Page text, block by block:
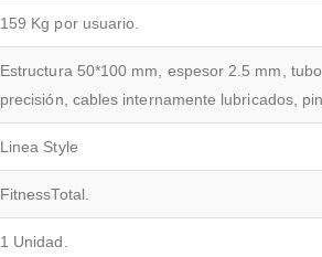
159 Kg por usuario.
Estructura 50*100 mm, espesor 2.5 mm,
precisión, cables internamente lubricados,
Linea Style
FitnessTotal.
1 Unidad.